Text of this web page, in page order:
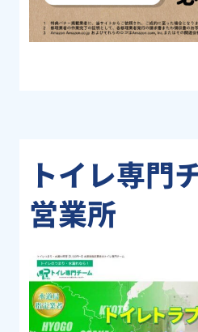
トイレ専門
営業所